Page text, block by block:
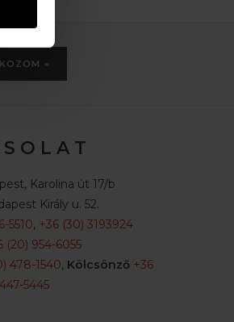
»
O L A T
Karolina út 17/b
Király u. 52.
5510, +36 (30) 3193924
(20) 954-6055
478-1540, Kölcsönző +36
5445